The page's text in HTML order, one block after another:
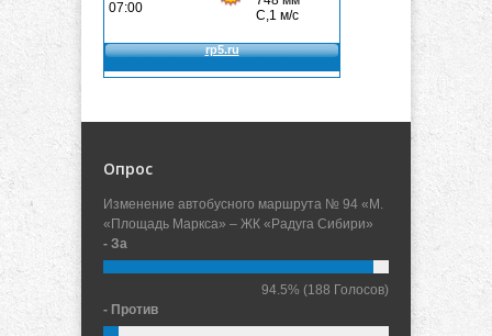
Опрос
Изменение автобусного маршрута № 94 «М.
«Площадь Маркса» – ЖК «Радуга Сибири»
- За
94.5% (188 Голосов)
- Против